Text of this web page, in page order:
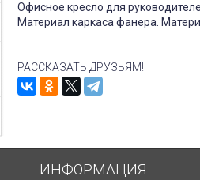
Офисное кресло для
Материал каркаса фанера.
РАССКАЗАТЬ ДРУЗЬЯМ!
ИНФОРМАЦИЯ